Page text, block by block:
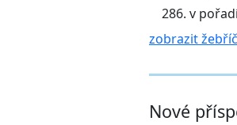
286. v
zobrazit
Nové